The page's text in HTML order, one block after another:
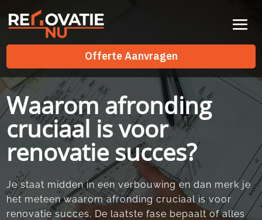
Offerte Aanvragen
Offerte Aanvragen
Waarom afronding
cruciaal is voor
renovatie succes?
Je staat midden in een verbouwing en dan merk je
het meteen waarom afronding cruciaal is voor
renovatie succes.​ De laatste fase bepaalt of alles